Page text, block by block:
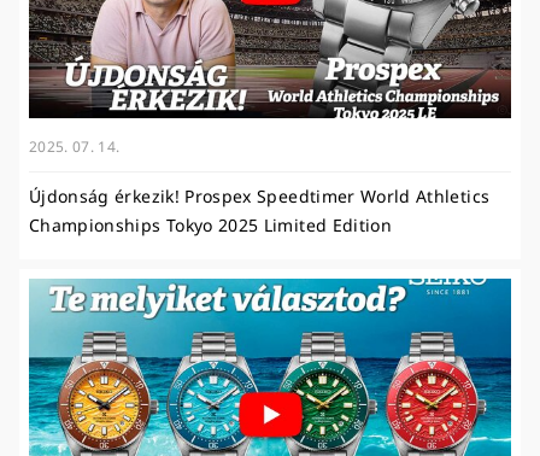
2025. 07. 14.
Újdonság érkezik! Prospex Speedtimer World Athletics
Championships Tokyo 2025 Limited Edition